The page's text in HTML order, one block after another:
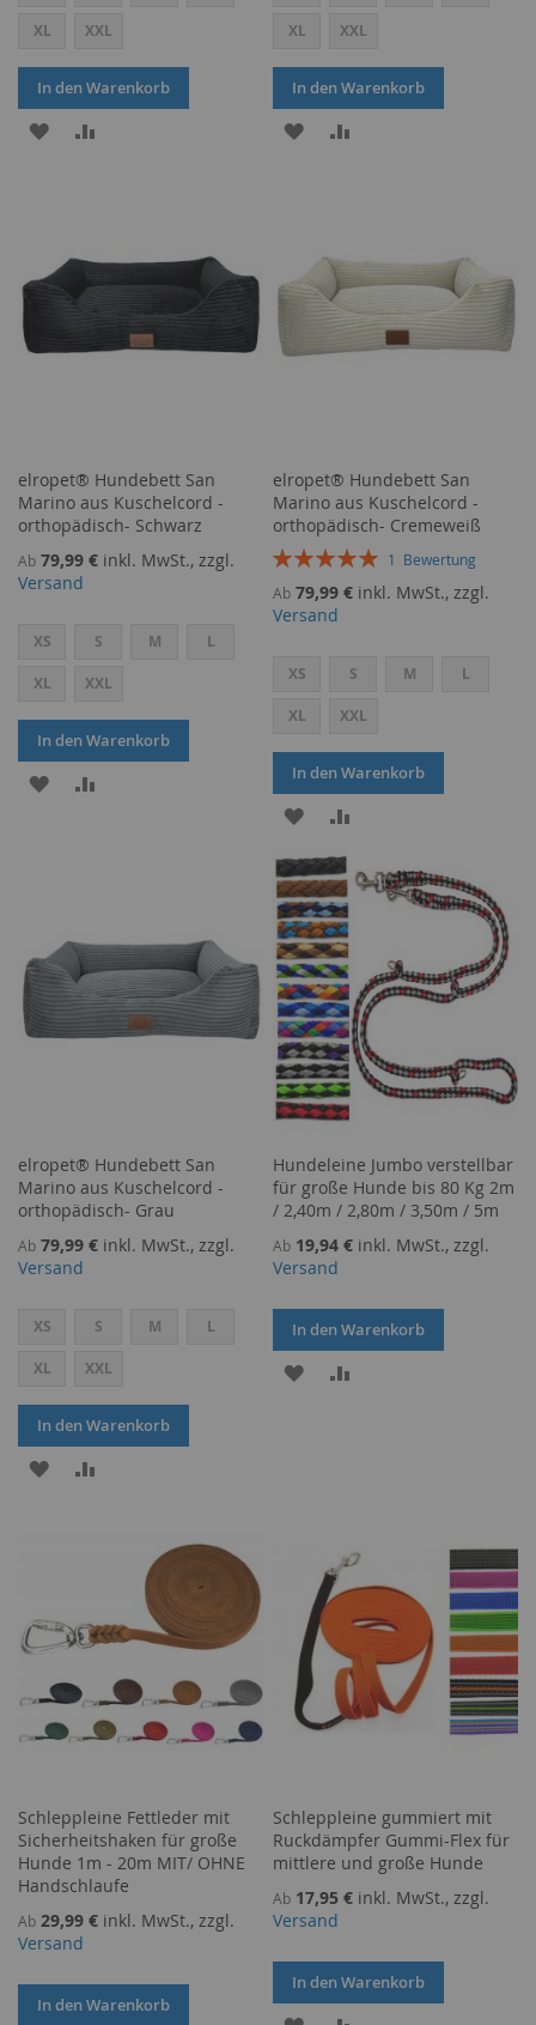
XL XXL
In den Warenkorb
ZUR
XL XXL
In den Warenkorb
ZUR
elropet® Hundebett San
Marino aus Kuschelcord -
orthopädisch- Schwarz
Ab 79,99 € inkl. MwSt., zzgl.
Versand
XS S M L
XL XXL
In den Warenkorb
ZUR
elropet® Hundebett San
Marino aus Kuschelcord -
orthopädisch- Cremeweiß
Bewertung:
1 Bewertung
Ab 79,99 € inkl. MwSt., zzgl.
Versand
XS S M L
XL XXL
In den Warenkorb
ZUR
WUNSCHLISTE
HINZUFÜGEN
HINZUFÜGEN
elropet® Hundebett San
Marino aus Kuschelcord -
orthopädisch- Grau
Ab 79,99 € inkl. MwSt., zzgl.
Versand
XS S M L
XL XXL
In den Warenkorb
ZUR
HINZUFÜGEN
HINZUFÜGEN
Hundeleine Jumbo verstellbar
für große Hunde bis 80 Kg 2m
/ 2,40m / 2,80m / 3,50m / 5m
Ab 19,94 € inkl. MwSt., zzgl.
Versand
In den Warenkorb
ZUR
Schleppleine Fettleder mit
Sicherheitshaken für große
Hunde 1m - 20m MIT/ OHNE
Handschlaufe
Ab 29,99 € inkl. MwSt., zzgl.
Versand
In den Warenkorb
Schleppleine gummiert mit
Ruckdämpfer Gummi-Flex für
mittlere und große Hunde
Ab 17,95 € inkl. MwSt., zzgl.
Versand
In den Warenkorb